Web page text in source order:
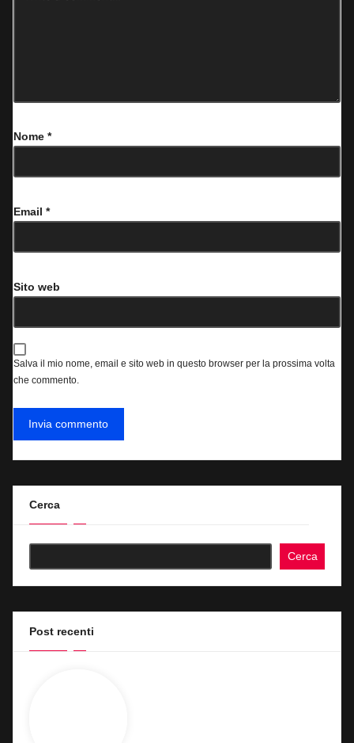
Nome *
Email *
Sito web
Salva il mio nome, email e sito web in questo browser per la prossima volta
che commento.
Cerca
Cerca
Post recenti